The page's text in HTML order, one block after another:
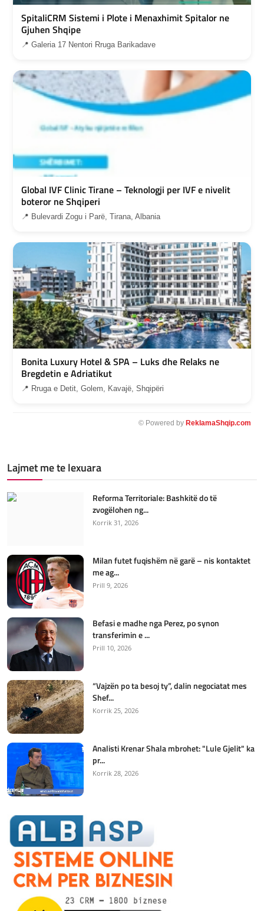
SpitaliCRM Sistemi i Plote i Menaxhimit Spitalor ne
Gjuhen Shqipe
📍 Galeria 17 Nentori Rruga Barikadave
Global IVF Clinic Tirane – Teknologji per IVF e nivelit
boteror ne Shqiperi
📍 Bulevardi Zogu i Parë, Tirana, Albania
Bonita Luxury Hotel & SPA – Luks dhe Relaks ne
Bregdetin e Adriatikut
📍 Rruga e Detit, Golem, Kavajë, Shqipëri
© Powered by ReklamaShqip.com
Lajmet me te lexuara
Reforma Territoriale: Bashkitë do të
zvogëlohen ng...
Korrik 31, 2026
Milan futet fuqishëm në garë – nis kontaktet
me ag...
Prill 9, 2026
Befasi e madhe nga Perez, po synon
transferimin e ...
Prill 10, 2026
“Vajzën po ta besoj ty”, dalin negociatat mes
Shef...
Korrik 25, 2026
Analisti Krenar Shala mbrohet: "Lule Gjelit" ka
pr...
Korrik 28, 2026